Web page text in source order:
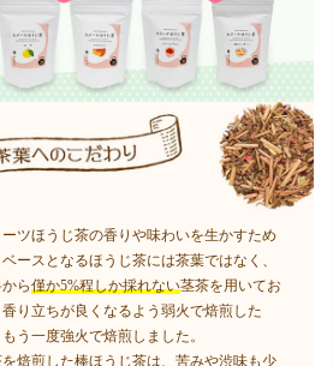
ーツほうじ茶の香りや味わいを生かすため
ースとなるほうじ茶には茶葉ではなく、
から僅か5%程しか採れない茎茶を用いてお
香り立ちが良くなるよう弱火で焙煎した
う一度強火で焙煎しました。
焙煎した棒ほうじ茶は、苦みや渋味も少